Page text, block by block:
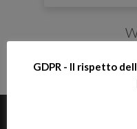
GDPR - Il rispetto